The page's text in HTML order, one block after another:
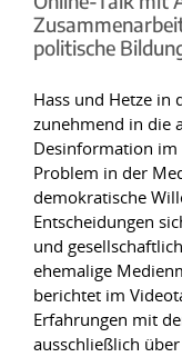
politische
Hass und Hetze in
zunehmend in die
Desinformation
Problem in der
demokratische
Entscheidungen
und
ehemalige
berichtet im
Erfahrungen mit
ausschließlich